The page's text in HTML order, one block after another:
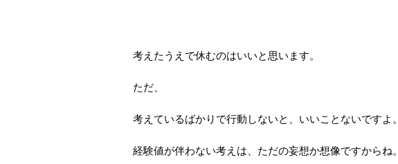
考えたうえで休むのはいいと思います。
ただ、
考えているばかりで行動しないと、いいことないですよ。
経験値が伴わない考えは、ただの妄想か想像ですからね。